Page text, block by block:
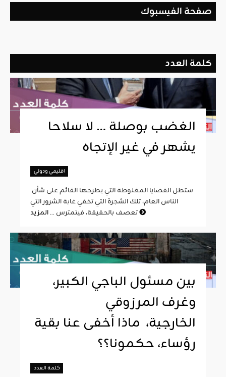
صفحة الفيسبوك
كلمة العدد
الغضب بوصلة … لا سلاحا
يشهر في غير الإتجاه
اقليمي ودولي
الناس العام، تلك الشجرة التي تخفي غابة الشرور التي
تعصف بالحقيقة، فيتمترس ...
بين مسئول الباجي الكبير،
وغرف المرزوقي
الخارجية، ماذا أخفى عنا بقية
رؤساء، حكمونا؟؟
كلمة العدد